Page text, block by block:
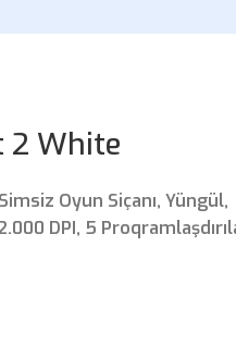
2 White
Oyun Siçanı, Yüngül,
DPI, 5